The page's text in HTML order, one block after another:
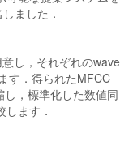
ました．
し，それぞれのwave
す．得られたMFCC
，標準化した数値同
ます．